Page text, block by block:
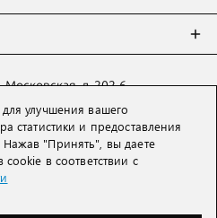
Гагарина, д. 19
Московская, д. 202-6
,Viber)
улучшения вашего
статистики и предоставления
"Принять", вы даете
в соответствии с